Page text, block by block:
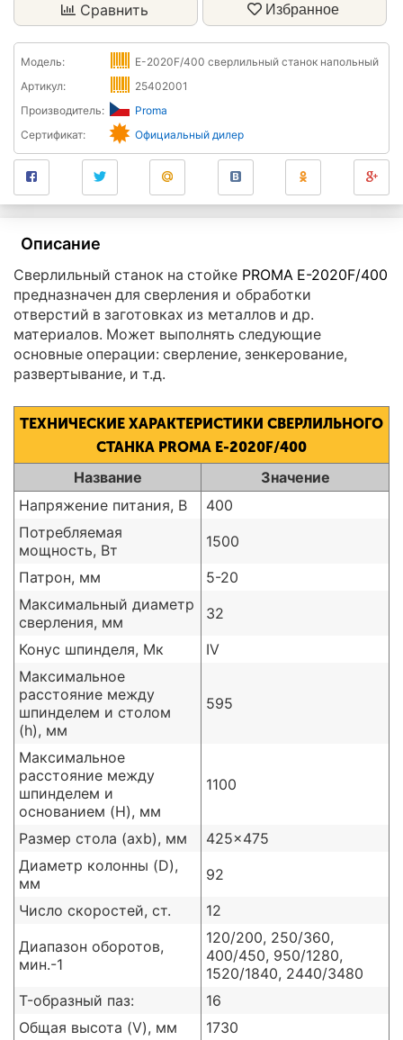
Сравнить Избранное
Модель:
E-2020F/400 сверлильный станок напольный
Артикул:
25402001
Производитель:
Proma
Сертификат:
Официальный дилер
Описание
Сверлильный станок на стойке PROMA E-2020F/400
предназначен для сверления и обработки
отверстий в заготовках из металлов и др.
материалов. Может выполнять следующие
основные операции: сверление, зенкерование,
развертывание, и т.д.
ТЕХНИЧЕСКИЕ ХАРАКТЕРИСТИКИ СВЕРЛИЛЬНОГО
СТАНКА PROMA E-2020F/400
Название
Значение
Напряжение питания, В
400
Потребляемая
мощность, Вт
1500
Патрон, мм
5-20
Максимальный диаметр
сверления, мм
32
Конус шпинделя, Мк
IV
Максимальное
расстояние между
шпинделем и столом
(h), мм
595
Максимальное
расстояние между
шпинделем и
основанием (H), мм
1100
Размер стола (axb), мм
425x475
Диаметр колонны (D),
мм
92
Число скоростей, ст.
12
Диапазон оборотов,
мин.-1
120/200, 250/360,
400/450, 950/1280,
1520/1840, 2440/3480
T-образный паз:
16
Общая высота (V), мм
1730